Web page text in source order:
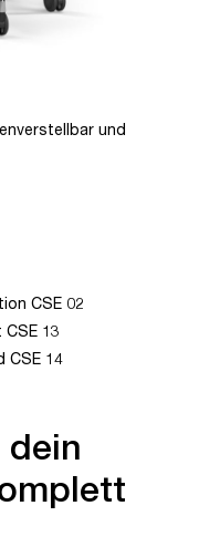
und
dein